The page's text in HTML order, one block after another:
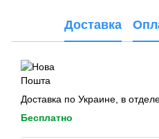
Доставка
Доставка по Украине, в
Бесплатно